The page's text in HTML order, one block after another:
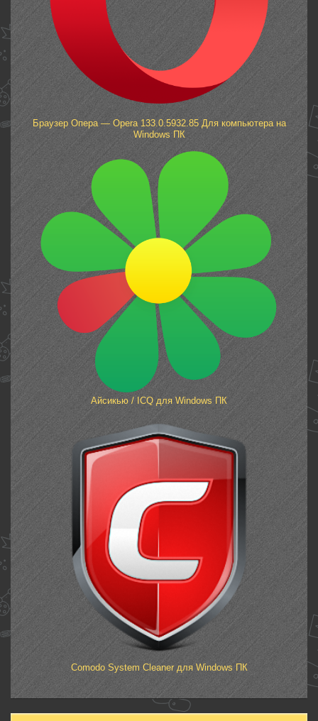
Браузер Опера — Opera 133.0.5932.85 Для компьютера на
Windows ПК
Айсикью / ICQ для Windows ПК
Comodo System Cleaner для Windows ПК